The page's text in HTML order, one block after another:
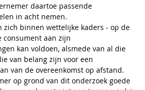
daartoe passende
in acht nemen.
zich binnen wettelijke kaders - op de
consument aan zijn
kan voldoen, alsmede van al die
van belang zijn voor een
van de overeenkomst op afstand.
op grond van dit onderzoek goede